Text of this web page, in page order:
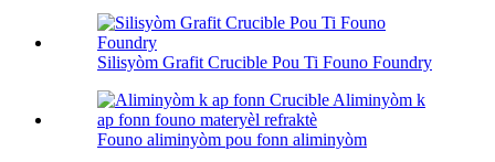
Silisyòm Grafit Crucible Pou Ti Founo Foundry
Founo aliminyòm pou fonn aliminyòm